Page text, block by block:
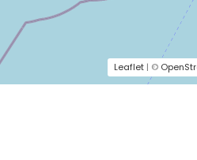
Leaflet| ©